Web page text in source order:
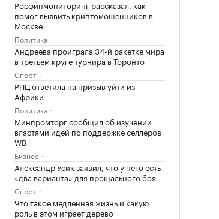
Росфинмониторинг рассказал, как
помог выявить криптомошенников в
Москве
Политика
Андреева проиграла 34-й ракетке мира
в третьем круге турнира в Торонто
Спорт
РПЦ ответила на призыв уйти из
Африки
Политика
Минпромторг сообщил об изучении
властями идей по поддержке селлеров
WB
Бизнес
Александр Усик заявил, что у него есть
«два варианта» для прощального боя
Спорт
Что такое медленная жизнь и какую
роль в этом играет дерево